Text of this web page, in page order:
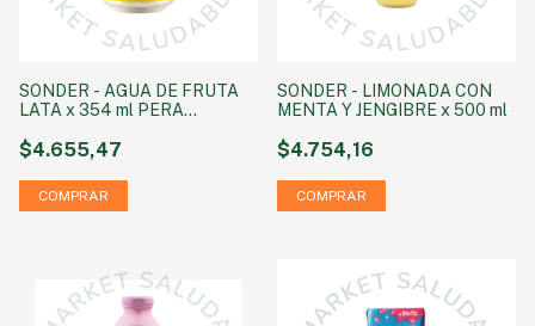
SONDER - AGUA DE FRUTA
LATA x 354 ml PERA
$4.655,47
SONDER - LIMONADA CON
MENTA Y JENGIBRE x 500 ml
$4.754,16